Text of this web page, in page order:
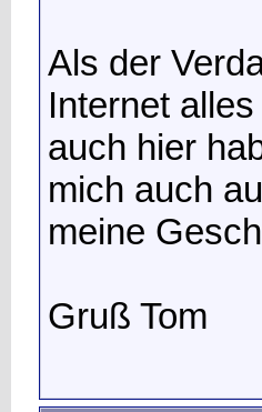
Als der
Internet
auch hier
mich auch
meine
Gruß Tom